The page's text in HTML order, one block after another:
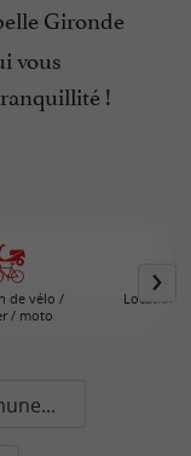
Gironde
vous
!
de vélo /
/ moto
Location